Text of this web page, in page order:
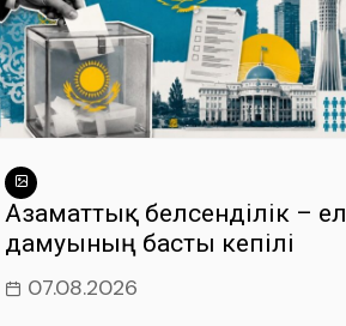
Азаматтық белсенділік – ел
дамуының басты кепілі
07.08.2026